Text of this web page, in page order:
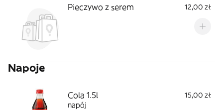
Pieczywo z serem 12,00 zł
Napoje
Cola 1.5l
15,00 zł
napój